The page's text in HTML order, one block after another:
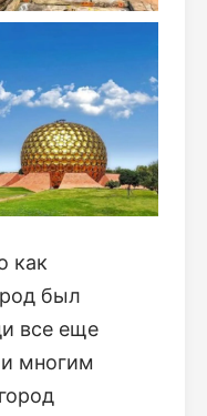
как
был
все еще
многим